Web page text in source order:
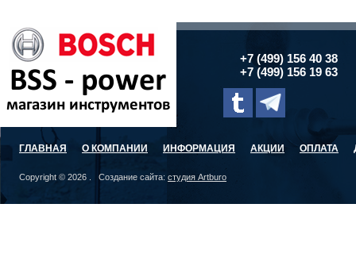
+7 (499) 156 40 38
+7 (499) 156 19 63
ГЛАВНАЯ О КОМПАНИИ ИНФОРМАЦИЯ АКЦИИ ОПЛАТА
Copyright © 2026 . Создание сайта: студия Artburo